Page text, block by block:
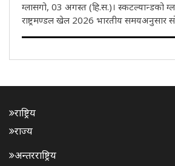
ग्लासगो, 03 अगस्त (हि.स.)। स्कटल्यान्डको ग्लासगोमा 11 दिने
राष्ट्रमण्डल खेल 2026 भारतीय समयअनुसार
समारोहका साथ सम्पन्न भयो। यससँगै भारतले
छ। समापन..
राष्ट्रिय
राज्य
अन्तरराष्ट्रिय